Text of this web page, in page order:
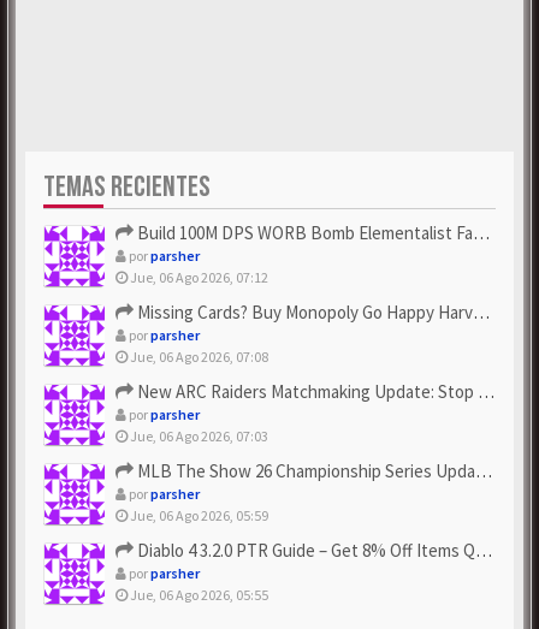
TEMAS RECIENTES
Build 100M DPS WORB Bomb Elementalist Fast - Grab POE Curren...
porparsher
Jue, 06 Ago 2026, 07:12
Missing Cards? Buy Monopoly Go Happy Harvest with Looney Tun...
porparsher
Jue, 06 Ago 2026, 07:08
New ARC Raiders Matchmaking Update: Stop Failed - Grab Bluep...
porparsher
Jue, 06 Ago 2026, 07:03
MLB The Show 26 Championship Series Update! Get Cheap & ...
porparsher
Jue, 06 Ago 2026, 05:59
Diablo 4 3.2.0 PTR Guide – Get 8% Off Items Quickly to Test ...
porparsher
Jue, 06 Ago 2026, 05:55